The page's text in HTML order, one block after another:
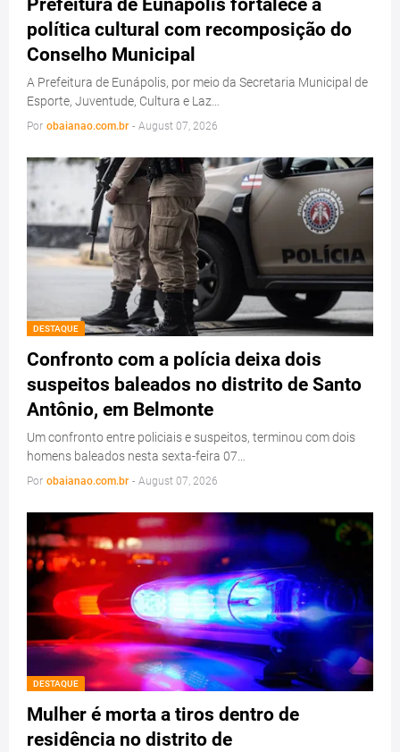
Prefeitura de Eunápolis fortalece a
política cultural com recomposição do
Conselho Municipal
A Prefeitura de Eunápolis, por meio da Secretaria Municipal de
Esporte, Juventude, Cultura e Laz…
Por obaianao.com.br - August 07, 2026
DESTAQUE
Confronto com a polícia deixa dois
suspeitos baleados no distrito de Santo
Antônio, em Belmonte
Um confronto entre policiais e suspeitos, terminou com dois
homens baleados nesta sexta-feira 07…
Por obaianao.com.br - August 07, 2026
DESTAQUE
Mulher é morta a tiros dentro de
residência no distrito de